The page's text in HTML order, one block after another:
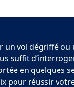
un vol dégriffé ou
suffit
en quelques
pour réussir